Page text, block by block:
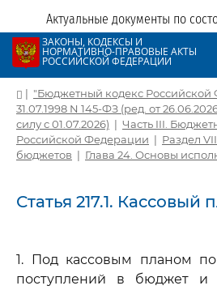
Актуальные документы по
ЗАКОНЫ, КОДЕКСЫ И
НОРМАТИВНО-ПРАВОВЫЕ АКТЫ
РОССИЙСКОЙ ФЕДЕРАЦИИ
| "Бюджетный кодекс Российской
31.07.1998 N 145-ФЗ (ред. от
силу с 01.07.2026) | Часть III.
Российской Федерации | Раздел
бюджетов | Глава 24. Основы
Статья 217.1. Кассовый
1. Под кассовым планом
поступлений в бюджет и